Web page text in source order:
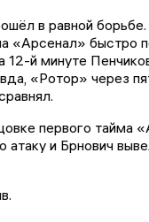
в равной
«Арсенал» быстро
12-й минуте
«Ротор» через
первого тайма
атаку и Брнович